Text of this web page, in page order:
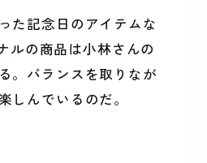
た記念日のアイテムな
ルの商品は小林さんの
。バランスを取りなが
しんでいるのだ。